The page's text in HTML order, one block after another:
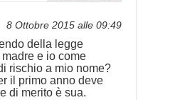
8 Ottobre 2015 alle 09:49
della legge
e io come
rischio a mio nome?
il primo anno deve
di merito è sua.